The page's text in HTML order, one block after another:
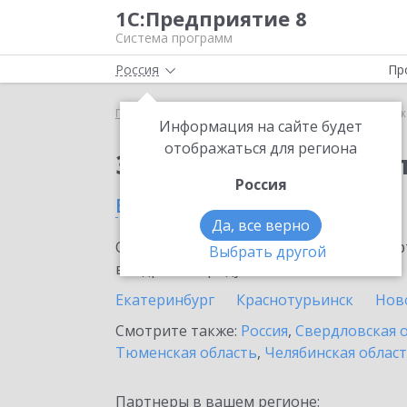
1С:Предприятие 8
Система программ
Россия
Информация на сайте будет
отображаться для региона
Россия
Да, все верно
Выбрать другой
Главная ИТС
Заказать ИТС
в Сысерти
Ознакомьтесь с информационными
внедрение продукта.
Екатеринбург
Краснотурьинск
Смотрите также: Россия, Свердловская
Тюменская область, Челябинская
Партнеры в вашем регионе: